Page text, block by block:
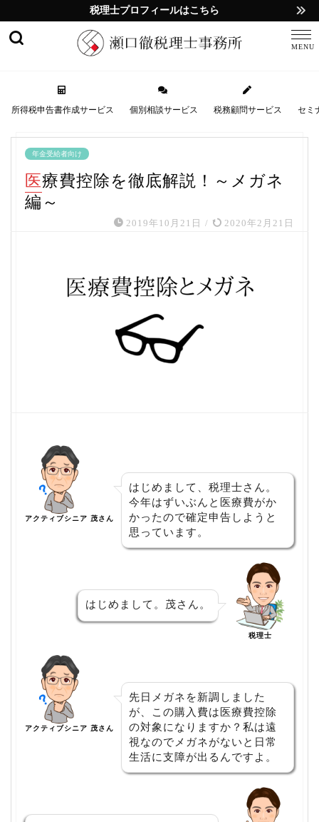
税理士プロフィールはこちら
所得税申告書作成サービス 個別相談サービス 税務顧問サービス セミ
年金受給者向け
医療費控除を徹底解説！～メガネ
編～
2019年10月21日 / 2020年2月21日
アクティブシニア 茂さん
はじめまして、税理士さん。
今年はずいぶんと医療費がか
かったので確定申告しようと
思っています。
はじめまして。茂さん。
税理士
アクティブシニア 茂さん
先日メガネを新調しました
が、この購入費は医療費控除
の対象になりますか？私は遠
視なのでメガネがないと日常
生活に支障が出るんですよ。